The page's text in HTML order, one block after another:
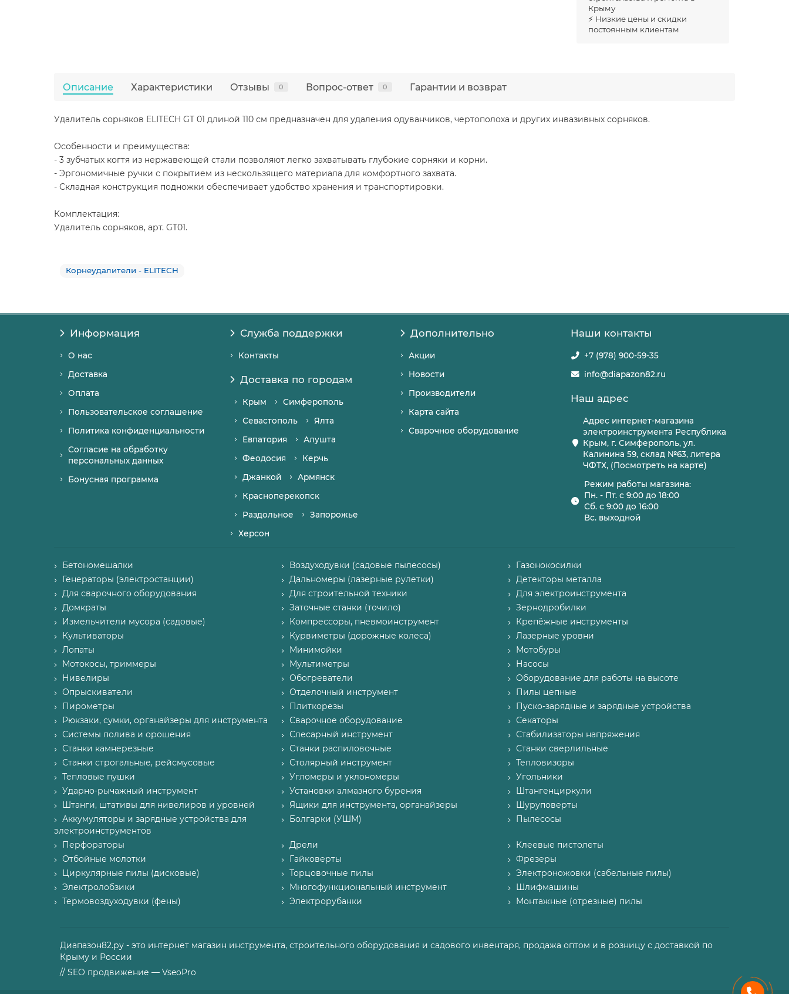
Крыму
⚡ Низкие цены и скидки
постоянным клиентам
Описание Характеристики Отзывы 0 Вопрос-ответ 0 Гарантии и возврат
Удалитель сорняков ELITECH GT 01 длиной 110 см предназначен для удаления одуванчиков, чертополоха и других инвазивных сорняков.
Особенности и преимущества:
- 3 зубчатых когтя из нержавеющей стали позволяют легко захватывать глубокие сорняки и корни.
- Эргономичные ручки с покрытием из нескользящего материала для комфортного захвата.
- Складная конструкция подножки обеспечивает удобство хранения и транспортировки.
Комплектация:
Удалитель сорняков, арт. GT01.
Корнеудалители - ELITECH
Информация
О нас
Доставка
Оплата
Пользовательское соглашение
Политика конфиденциальности
Согласие на обработку
персональных данных
Бонусная программа
Служба поддержки
Контакты
Доставка по городам
Крым
Симферополь
Севастополь
Ялта
Евпатория
Алушта
Феодосия
Керчь
Джанкой
Армянск
Красноперекопск
Раздольное
Запорожье
Херсон
Дополнительно
Акции
Новости
Производители
Карта сайта
Сварочное оборудование
Наши контакты
+7 (978) 900-59-35
info@diapazon82.ru
Наш адрес
Адрес интернет-магазина
электроинструмента Республика
Крым, г. Симферополь, ул.
Калинина 59, склад №63, литера
ЧФТХ, (Посмотреть на карте)
Режим работы магазина:
Пн. - Пт. с 9:00 до 18:00
Сб. с 9:00 до 16:00
Вс. выходной
Бетономешалки Воздуходувки (садовые пылесосы)
Газонокосилки
Генераторы (электростанции)
Дальномеры (лазерные рулетки)
Детекторы металла
Для сварочного оборудования
Для строительной техники
Для электроинструмента
Домкраты
Заточные станки (точило)
Зернодробилки
Измельчители мусора (садовые)
Компрессоры, пневмоинструмент
Крепёжные инструменты
Культиваторы
Курвиметры (дорожные колеса)
Лазерные уровни
Лопаты
Минимойки
Мотобуры
Мотокосы, триммеры
Мультиметры
Насосы
Нивелиры
Обогреватели
Оборудование для работы на высоте
Опрыскиватели
Отделочный инструмент
Пилы цепные
Пирометры
Плиткорезы
Пуско-зарядные и зарядные устройства
Рюкзаки, сумки, органайзеры для инструмента
Сварочное оборудование
Секаторы
Системы полива и орошения
Слесарный инструмент
Стабилизаторы напряжения
Станки камнерезные
Станки распиловочные
Станки сверлильные
Станки строгальные, рейсмусовые
Столярный инструмент
Тепловизоры
Тепловые пушки
Угломеры и уклономеры
Угольники
Ударно-рычажный инструмент
Установки алмазного бурения
Штангенциркули
Штанги, штативы для нивелиров и уровней
Ящики для инструмента, органайзеры
Шуруповерты
Аккумуляторы и зарядные устройства для
электроинструментов
Болгарки (УШМ) Пылесосы
Перфораторы Дрели
Клеевые пистолеты
Отбойные молотки
Гайковерты
Фрезеры
Циркулярные пилы (дисковые)
Торцовочные пилы
Электроножовки (сабельные пилы)
Электролобзики
Многофункциональный инструмент
Шлифмашины
Термовоздуходувки (фены)
Электрорубанки Монтажные (отрезные) пилы
Диапазон82.ру - это интернет магазин инструмента, строительного оборудования и садового инвентаря, продажа оптом и в розницу с доставкой по
Крыму и России
// SEO продвижение — VseoPro